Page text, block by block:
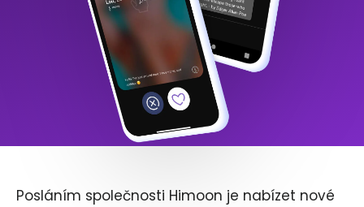
Posláním společnosti Himoon je nabízet nové